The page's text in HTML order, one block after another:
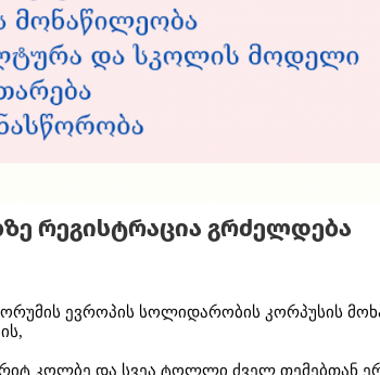
ᲠᲔᲒᲘᲡᲢᲠᲐᲪᲘᲐ ᲒᲠᲫᲔᲚᲓᲔᲑᲐ
ევროპის სოლიდარობის კორპუსის
,
კოლბე და სვეა ტოლლი ძველ თემებთან